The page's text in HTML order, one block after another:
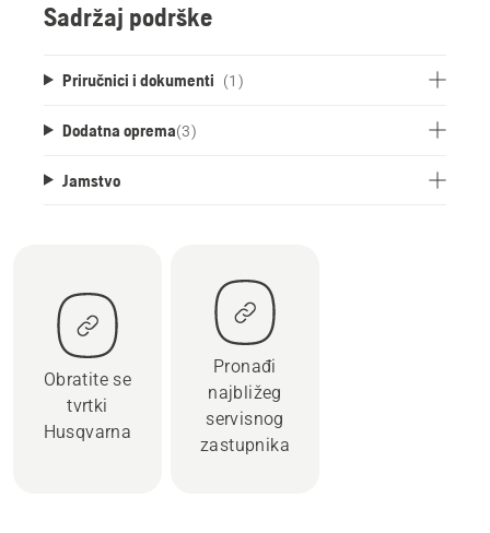
Sadržaj podrške
Priručnici i dokumenti (1)
Dodatna oprema(3)
Jamstvo
Obratite se
tvrtki
Husqvarna
Pronađi
najbližeg
servisnog
zastupnika